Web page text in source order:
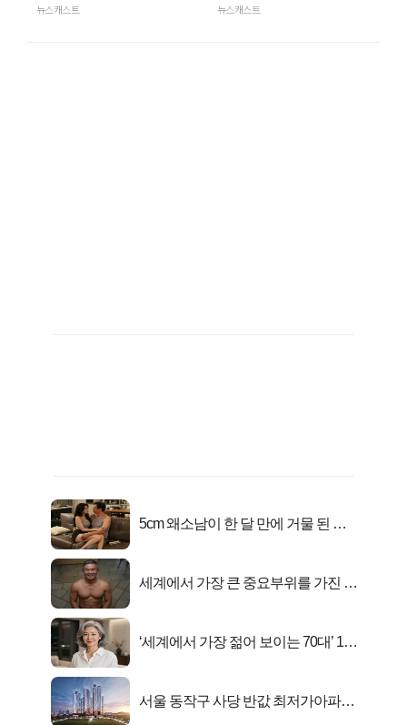
뉴스캐스트 뉴스캐스트
5cm 왜소남이 한 달 만에 거물 된 사
세계에서 가장 큰 중요부위를 가진 남
‘세계에서 가장 젊어 보이는 70대’ 1위
서울 동작구 사당 반값 최저가아파트